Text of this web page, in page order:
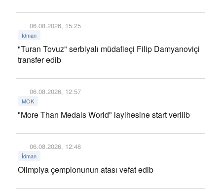
06.08.2026, 15:25
İdman
"Turan Tovuz" serbiyalı müdafiəçi Filip Damyanoviçi
transfer edib
06.08.2026, 12:57
MOK
"More Than Medals World" layihəsinə start verilib
06.08.2026, 12:48
İdman
Olimpiya çempionunun atası vəfat edib